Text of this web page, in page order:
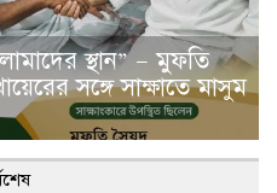
স্থান” — মুফতি
সঙ্গে সাক্ষাতে মাসুম